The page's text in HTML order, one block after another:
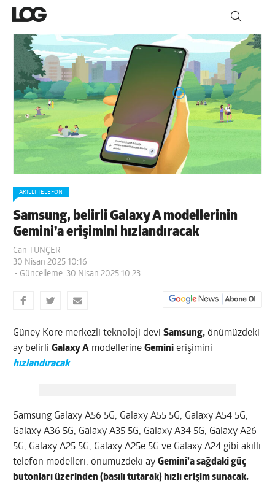
AKILLI TELEFON
Samsung, belirli Galaxy A modellerinin
Gemini’a erişimini hızlandıracak
Can TUNÇER
30 Nisan 2025 10:16
- Güncelleme: 30 Nisan 2025 10:23
Güney Kore merkezli teknoloji deviSamsung, önümüzdeki
ay belirliGalaxy A modellerineGemini erişimini
hızlandıracak.
Samsung Galaxy A56 5G, Galaxy A55 5G, Galaxy A54 5G,
Galaxy A36 5G, Galaxy A35 5G, Galaxy A34 5G, Galaxy A26
5G, Galaxy A25 5G, Galaxy A25e 5G ve Galaxy A24 gibi akıllı
telefon modelleri, önümüzdeki ayGemini’a sağdaki güç
butonları üzerinden (basılı tutarak) hızlı erişim sunacak.